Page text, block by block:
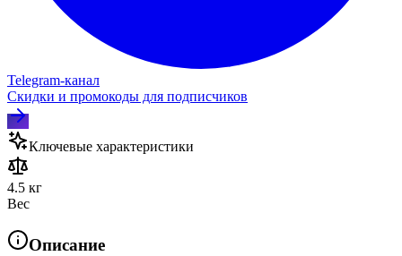
Telegram‑канал
Скидки и промокоды для подписчиков
Ключевые характеристики
4.5 кг
Вес
Описание